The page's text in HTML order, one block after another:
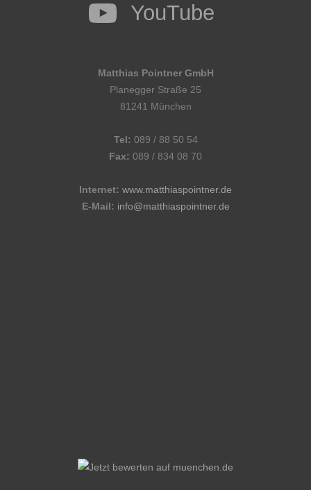
YouTube
Matthias Pointner GmbH
Planegger Straße 25
81241 München
Tel: 089 / 88 50 54
Fax: 089 / 834 08 70
Internet: www.matthiaspointner.de
E-Mail: info@matthiaspointner.de